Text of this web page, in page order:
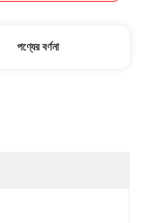
পণ্যের বর্ণনা